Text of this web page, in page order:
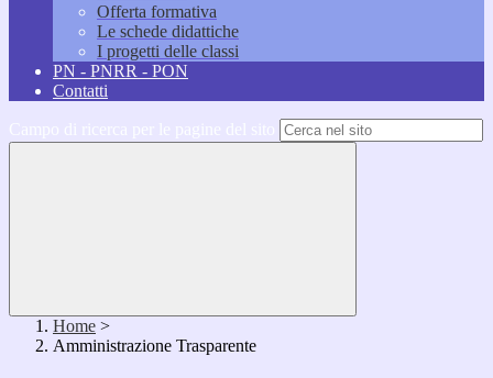
Offerta formativa
Le schede didattiche
I progetti delle classi
PN - PNRR - PON
Contatti
Home >
Amministrazione Trasparente